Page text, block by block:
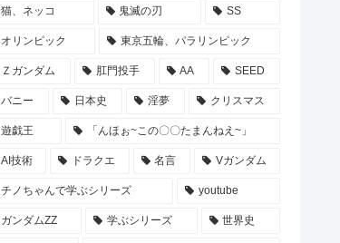
猫、ネッコ 鬼滅の刃 SS
オリンピック 東京五輪、パラリンピック
Ｚガンダム 肛門投手 AA SEED
バニー 日本史 淫夢 クリスマス
遊戯王 「んほぉ~この〇〇たまんねえ~」
AI技術 ドラクエ 名言 Vガンダム
チノちゃんで学ぶシリーズ youtube
ガンダムZZ 学ぶシリーズ 世界史